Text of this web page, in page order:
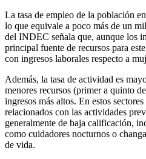
La tasa de empleo de la población
lo que equivale a poco más de un
del INDEC señala que, aunque los
principal fuente de recursos para
con ingresos laborales respecto a
Además, la tasa de actividad es
menores recursos (primer a quinto
ingresos más altos. En estos
relacionados con las actividades
generalmente de baja calificación,
como cuidadores nocturnos o
de vida.